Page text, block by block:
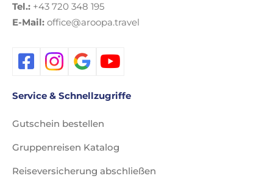
Tel.: +43 720 348 195
E-Mail: office@aroopa.travel
Service & Schnellzugriffe
Gutschein bestellen
Gruppenreisen Katalog
Reiseversicherung abschließen